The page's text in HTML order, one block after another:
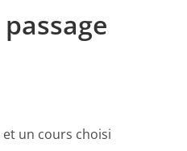
un cours choisi